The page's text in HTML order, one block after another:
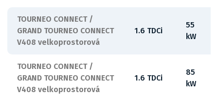
TOURNEO CONNECT /
GRAND TOURNEO CONNECT
V408 velkoprostorová
1.6 TDCi
55
kW
TOURNEO CONNECT /
GRAND TOURNEO CONNECT
V408 velkoprostorová
1.6 TDCi
85
kW